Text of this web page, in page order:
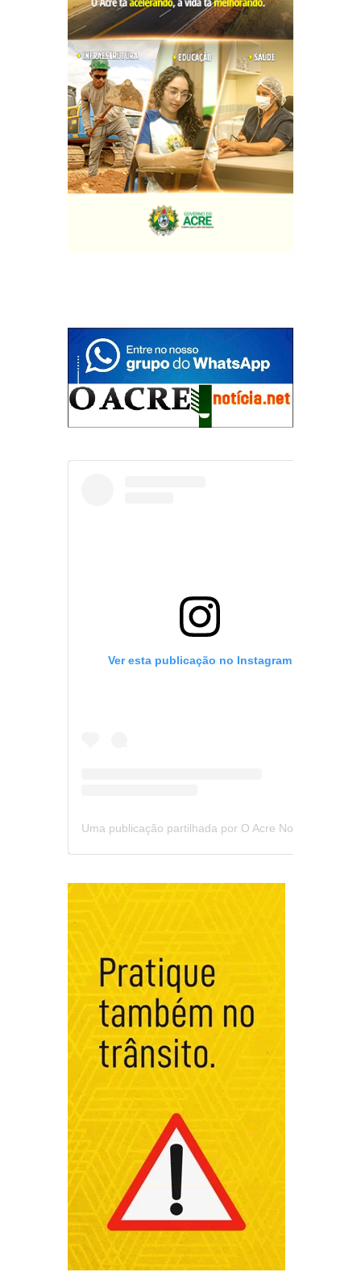
Ver esta publicação no Instagram